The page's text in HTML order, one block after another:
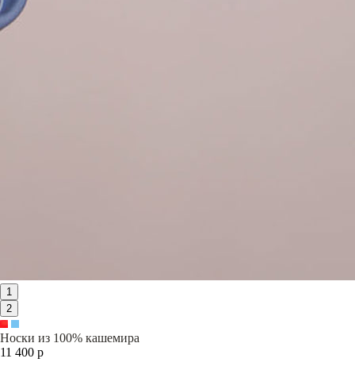
1
2
Носки из 100% кашемира
11 400 р